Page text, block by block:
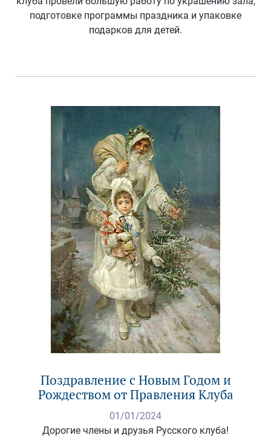
подготовке программы праздника и упаковке
подарков для детей.
Поздравление с Новым Годом и
Рождеством от Правления Клуба
01/01/2024
Дорогие члены и друзья Русского клуба!